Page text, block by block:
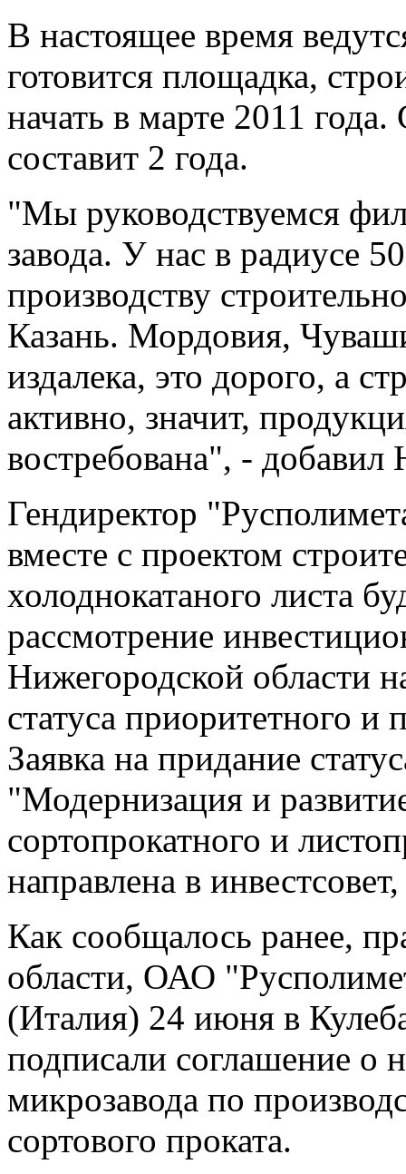
В настоящее время
готовится площадка,
начать в марте 2011
составит 2 года.
"Мы руководствуемся
завода. У нас в радиусе
производству
Казань. Мордовия,
издалека, это дорого, а
активно, значит,
востребована", -
Гендиректор
вместе с проектом
холоднокатаного листа
рассмотрение
Нижегородской области
статуса приоритетного и
Заявка на придание
"Модернизация и
сортопрокатного и
направлена в
Как сообщалось ранее,
области, ОАО
(Италия) 24 июня в
подписали соглашение о
микрозавода по
сортового проката.